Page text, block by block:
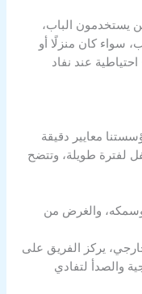
يستخدمون الباب،
سواء كان منزلًا أو
عند نفاد
معايير دقيقة
لفترة طويلة، وتتضح
وسمكه، والغرض من
يركز الفريق على
والصدأ لتفادي